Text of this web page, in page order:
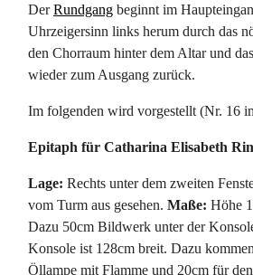
DerRundgang beginnt im
Uhrzeigersinn links herum durch das
den Chorraum hinter dem Altar und
wieder zum Ausgang zurück.
Im folgenden wird vorgestellt (Nr. 16
Epitaph für Catharina Elisabeth
Lage: Rechts unter dem zweiten
vom Turm aus gesehen. Maße: Höhe
Dazu 50cm Bildwerk unter der
Konsole ist 128cm breit. Dazu
Öllampe mit Flamme und 20cm für